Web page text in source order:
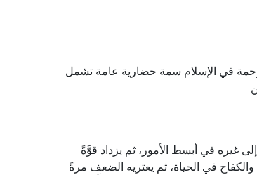
في الإسلام سمة حضارية عامة تشمل
غيره في أبسط الأمور، ثم يزداد قوَّةً
في الحياة، ثم يعتريه الضعف مرةً